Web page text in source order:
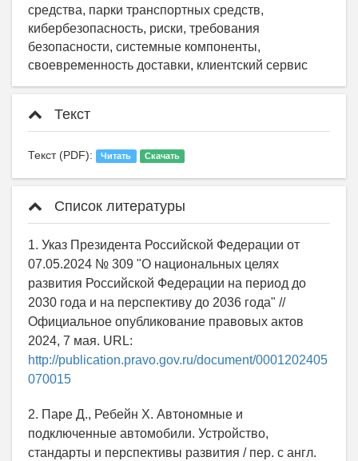
средства, парки транспортных средств,
кибербезопасность, риски, требования
безопасности, системные компоненты,
своевременность доставки, клиентский сервис
Текст
Текст (PDF): Читать Скачать
Список литературы
1. Указ Президента Российской Федерации от
07.05.2024 № 309 "О национальных целях
развития Российской Федерации на период до
2030 года и на перспективу до 2036 года" //
Официальное опубликование правовых актов
2024, 7 мая. URL:
http://publication.pravo.gov.ru/document/0001202405
070015
2. Паре Д., Ребейн Х. Автономные и
подключенные автомобили. Устройство,
стандарты и перспективы развития / пер. с англ.